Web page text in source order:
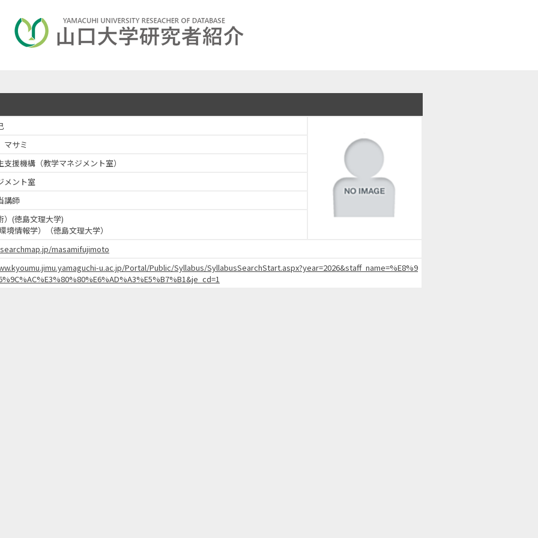
サミ
支援機構（教学マネジメント室）
メント室
講師
）(徳島文理大学)
境情報学）（徳島文理大学）
masamifujimoto
u.ac.jp/Portal/Public/Syllabus/SyllabusSearchStart.aspx?year=2026&staff_name=%E8%9